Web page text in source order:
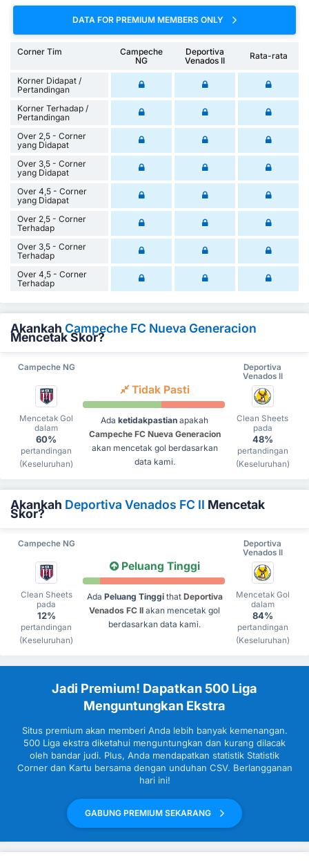
DATA FOR PREMIUM MEMBERS ONLY
Corner Tim
Campeche
NG
Deportiva
Venados II
Rata-rata
Korner Didapat /
Pertandingan
Korner Terhadap /
Pertandingan
Over 2,5 - Corner
yang Didapat
Over 3,5 - Corner
yang Didapat
Over 4,5 - Corner
yang Didapat
Over 2,5 - Corner
Terhadap
Over 3,5 - Corner
Terhadap
Over 4,5 - Corner
Terhadap
Akankah Campeche FC Nueva Generacion
Mencetak Skor?
Campeche NG
Deportiva
Venados II
Mencetak Gol
dalam
60%
pertandingan
(Keseluruhan)
Tidak Pasti
Ada ketidakpastian apakah
Campeche FC Nueva Generacion
akan mencetak gol berdasarkan
data kami.
Clean Sheets
pada
48%
pertandingan
(Keseluruhan)
Akankah Deportiva Venados FC II Mencetak
Skor?
Campeche NG
Deportiva
Venados II
Clean Sheets
pada
12%
pertandingan
(Keseluruhan)
Peluang Tinggi
Ada Peluang Tinggithat Deportiva
Venados FC II akan mencetak gol
berdasarkan data kami.
Mencetak Gol
dalam
84%
pertandingan
(Keseluruhan)
Jadi Premium! Dapatkan 500 Liga
Menguntungkan Ekstra
Situs premium akan memberi Anda lebih banyak kemenangan.
500 Liga ekstra diketahui menguntungkan dan kurang dilacak
oleh bandar judi. Plus, Anda mendapatkan statistik Statistik
Corner dan Kartu bersama dengan unduhan CSV. Berlangganan
hari ini!
GABUNG PREMIUM SEKARANG